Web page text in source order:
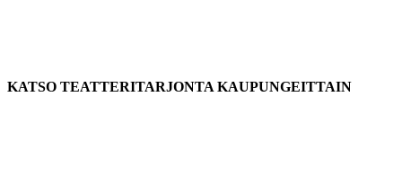
KATSO TEATTERITARJONTA KAUPUNGEITTAIN